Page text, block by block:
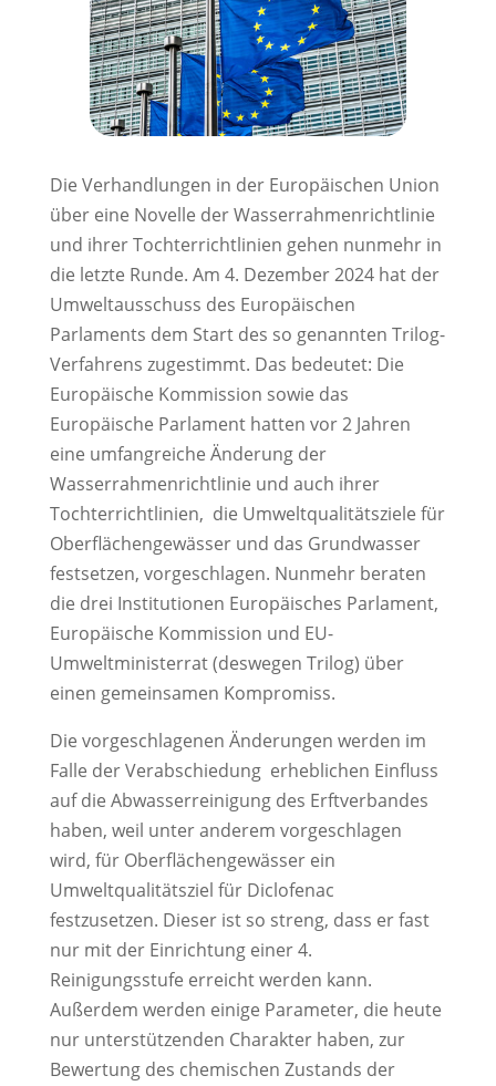
Die Verhandlungen in der Europäischen Union
über eine Novelle der Wasserrahmenrichtlinie
und ihrer Tochterrichtlinien gehen nunmehr in
die letzte Runde. Am 4. Dezember 2024 hat der
Umweltausschuss des Europäischen
Parlaments dem Start des so genannten Trilog-
Verfahrens zugestimmt. Das bedeutet: Die
Europäische Kommission sowie das
Europäische Parlament hatten vor 2 Jahren
eine umfangreiche Änderung der
Wasserrahmenrichtlinie und auch ihrer
Tochterrichtlinien, die Umweltqualitätsziele für
Oberflächengewässer und das Grundwasser
festsetzen, vorgeschlagen. Nunmehr beraten
die drei Institutionen Europäisches Parlament,
Europäische Kommission und EU-
Umweltministerrat (deswegen Trilog) über
einen gemeinsamen Kompromiss.
Die vorgeschlagenen Änderungen werden im
Falle der Verabschiedung erheblichen Einfluss
auf die Abwasserreinigung des Erftverbandes
haben, weil unter anderem vorgeschlagen
wird, für Oberflächengewässer ein
Umweltqualitätsziel für Diclofenac
festzusetzen. Dieser ist so streng, dass er fast
nur mit der Einrichtung einer 4.
Reinigungsstufe erreicht werden kann.
Außerdem werden einige Parameter, die heute
nur unterstützenden Charakter haben, zur
Bewertung des chemischen Zustands der